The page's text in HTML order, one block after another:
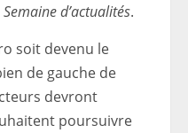
Semaine d’actualités.
soit devenu le
de gauche de
devront
poursuivre